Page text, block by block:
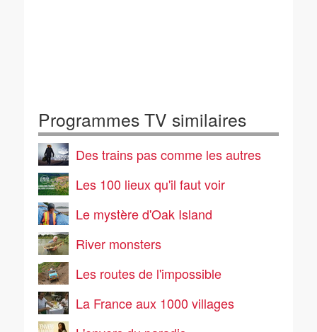
Programmes TV similaires
Des trains pas comme les autres
Les 100 lieux qu'il faut voir
Le mystère d'Oak Island
River monsters
Les routes de l'impossible
La France aux 1000 villages